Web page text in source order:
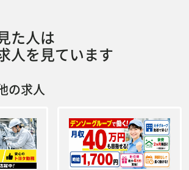
た人は
人を見ています
の求人